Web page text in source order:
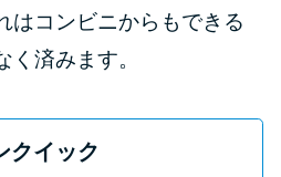
はコンビニからもできる
済みます。
クイック